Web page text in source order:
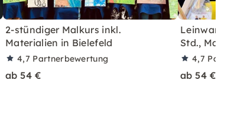
2-stündiger Malkurs inkl.
Materialien in Bielefeld
4,7 Partnerbewertung
ab 54 €
Leinwand-
Std.,
4,7
ab 54 €